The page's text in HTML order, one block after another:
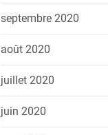
septembre 2020
août 2020
juillet 2020
juin 2020